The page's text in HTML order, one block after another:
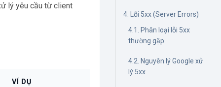
lý yêu cầu từ client
VÍ DỤ
4. Lỗi 5xx (Server Errors)
4.1. Phân loại lỗi 5xx
thường gặp
4.2. Nguyên lý Google xử
lý 5xx